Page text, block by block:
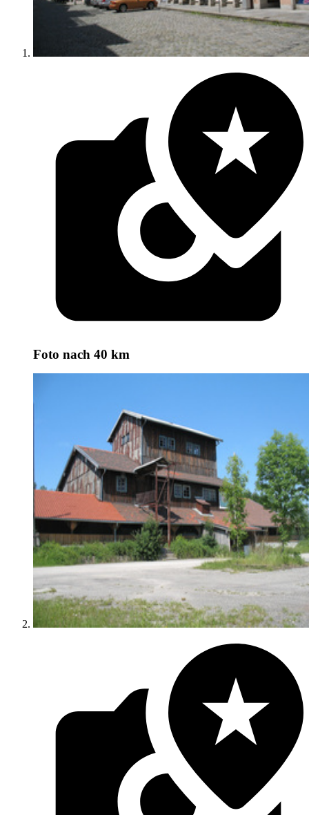
Foto nach 40 km